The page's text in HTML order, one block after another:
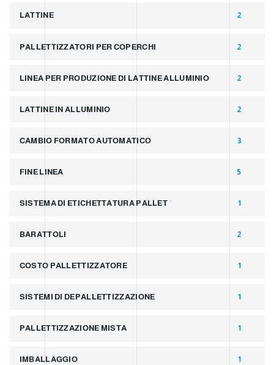
LATTINE 2
PALLETTIZZATORI PER COPERCHI 2
LINEA PER PRODUZIONE DI LATTINE ALLUMINIO 2
LATTINE IN ALLUMINIO 2
CAMBIO FORMATO AUTOMATICO 3
FINE LINEA 5
SISTEMA DI ETICHETTATURA PALLET 1
BARATTOLI 2
COSTO PALLETTIZZATORE 1
SISTEMI DI DEPALLETTIZZAZIONE 1
PALLETTIZZAZIONE MISTA 1
IMBALLAGGIO 1